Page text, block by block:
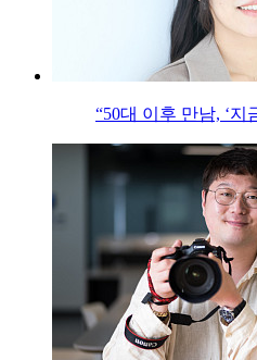
“50대 이후 만남, ‘지